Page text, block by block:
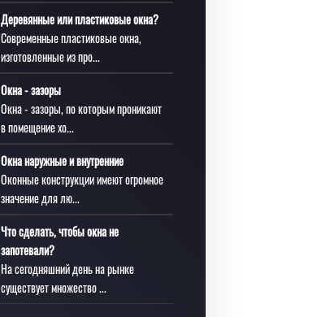
Деревянные или пластиковые окна?
Современные пластиковые окна,
изготовленные из про...
Окна - зазоры
Окна - зазоры, по которым проникают
в помещение хо...
Окна наружные и внутренние
Оконные конструкции имеют огромное
значение для лю...
Что сделать, чтобы окна не
запотевали?
На сегодняшний день на рынке
существует множество ...